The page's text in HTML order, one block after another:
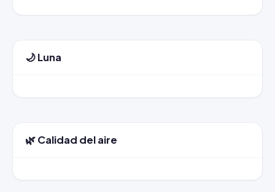
🌙 Luna
🌿 Calidad del aire